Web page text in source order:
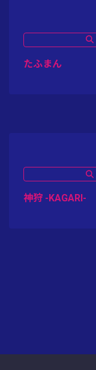
たふまん
神狩 -KAGARI-